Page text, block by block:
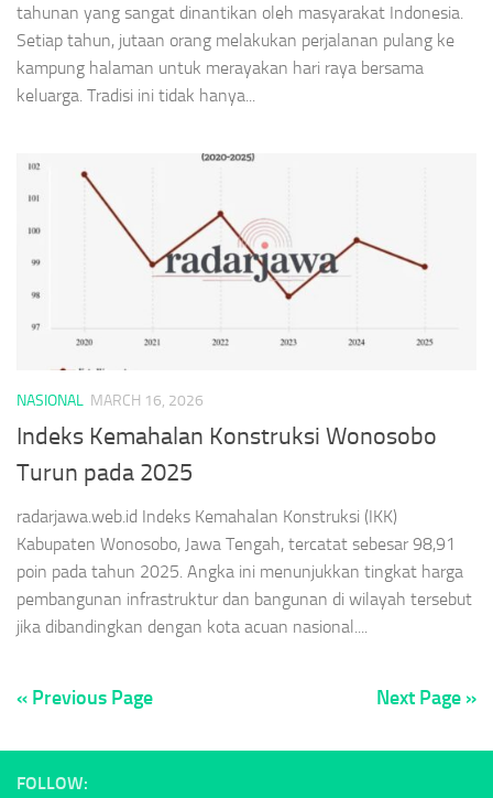
tahunan yang sangat dinantikan oleh masyarakat Indonesia.
Setiap tahun, jutaan orang melakukan perjalanan pulang ke
kampung halaman untuk merayakan hari raya bersama
keluarga. Tradisi ini tidak hanya...
NASIONAL MARCH 16, 2026
Indeks Kemahalan Konstruksi Wonosobo
Turun pada 2025
radarjawa.web.id Indeks Kemahalan Konstruksi (IKK)
Kabupaten Wonosobo, Jawa Tengah, tercatat sebesar 98,91
poin pada tahun 2025. Angka ini menunjukkan tingkat harga
pembangunan infrastruktur dan bangunan di wilayah tersebut
jika dibandingkan dengan kota acuan nasional....
« Previous Page Next Page »
FOLLOW: